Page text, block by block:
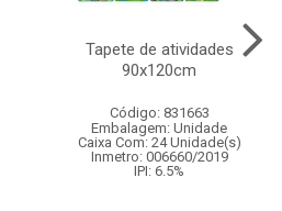
Tapete de atividades
90x120cm
Código: 831663
Embalagem: Unidade
Caixa Com: 24 Unidade(s)
Inmetro: 006660/2019
IPI: 6.5%